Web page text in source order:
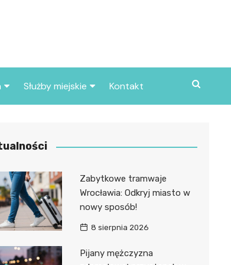
Służby miejskie
Policja
Kontakt
Zabytkowe tramwaje
Wrocławia: Odkryj miasto w
nowy sposób!
8 sierpnia 2026
Pijany mężczyzna